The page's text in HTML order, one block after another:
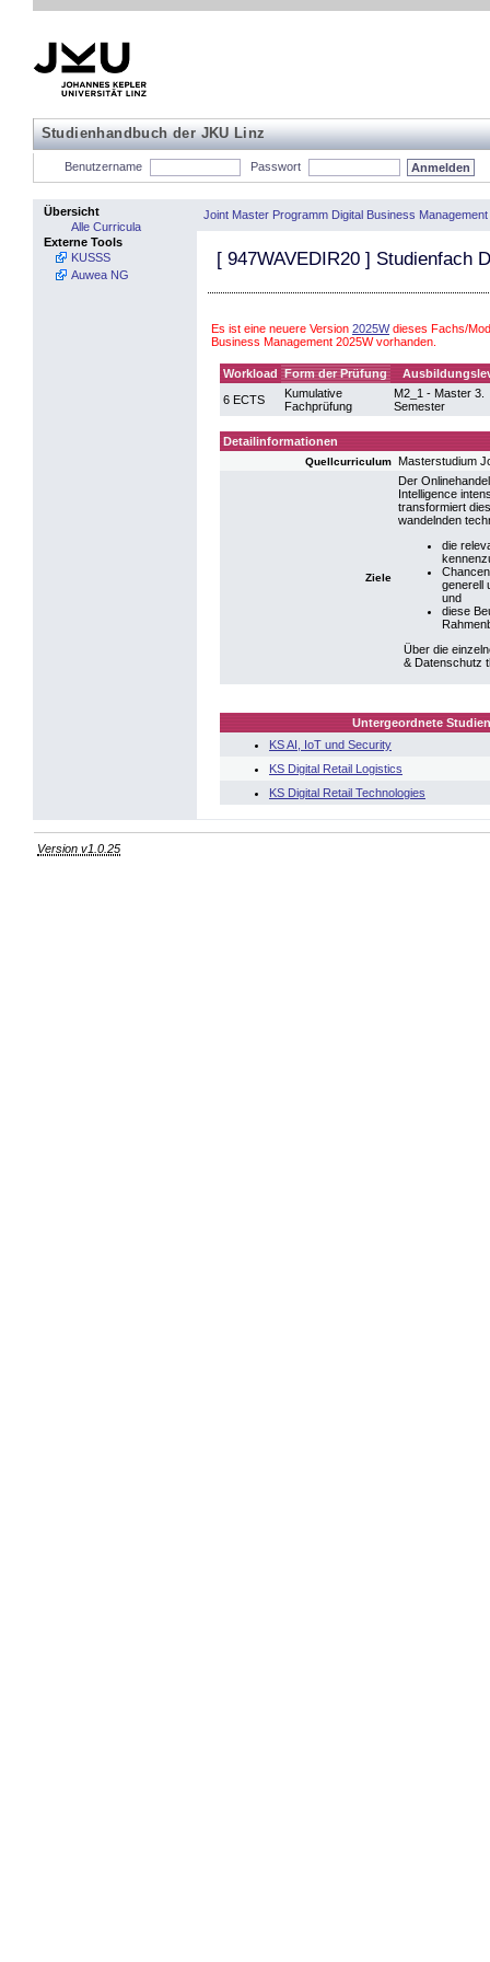
Studienhandbuch der JKU Linz
Benutzername Passwort
Übersicht
Alle Curricula
Externe Tools
KUSSS
Auwea NG
Joint Master Programm Digital Business Management
[ 947WAVEDIR20 ] Studienfach
Es ist eine neuere Version 2025Wdieses Fachs/
Business Management 2025W vorhanden.
Workload Form der Prüfung
6 ECTS
Kumulative
Fachprüfung
M2_1 - Master 3.
Semester
Detailinformationen
Quellcurriculum Masterstudium
Ziele
Der
Intelligence
transformiert
wandelnden
die
generell
und
diese
Über die
& Datenschutz
Untergeordnete
KS AI, IoT und Security
KS Digital Retail Logistics
KS Digital Retail Technologies
Version v1.0.25